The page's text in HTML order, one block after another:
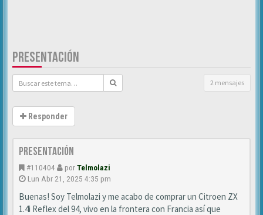
PRESENTACIÓN
2 mensajes
Responder
Presentación
#110404 porTelmolazi
Lun Abr 21, 2025 4:35 pm
Buenas! Soy Telmolazi y me acabo de comprar un Citroen ZX
1.4i Reflex del 94, vivo en la frontera con Francia así que